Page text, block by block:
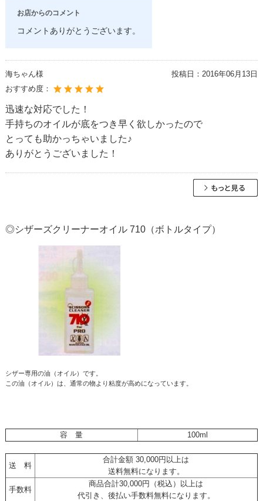
お店からのコメント
コメントありがとうございます。
海ちゃん様 投稿日： 2016年06月13日
おすすめ度：
迅速な対応でした！
手持ちのオイルが底をつき早く欲しかったので
とっても助かっちゃいました♪
ありがとうございました！
◎シザーズクリーナーオイル 710（ボトルタイプ）
シザー専用の油（オイル）です。
この油（オイル）は、通常の物より粘度が高めになっています。
容 量 100ml
送 料
合計金額 30,000円以上は
送料無料になります。
手数料
商品合計30,000円（税込）以上は
代引き、後払い手数料無料になります。